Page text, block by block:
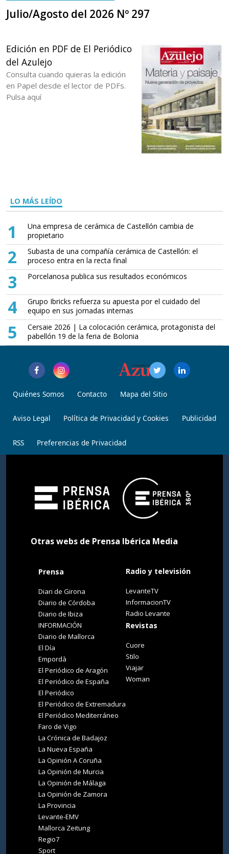
Julio/Agosto del 2026 Nº 297
Edición en PDF de El Periódico
del Azulejo
Consulta cuando quieras la edición
en Papel desde el lector de PDFs.
Pulsa aquí
LO MÁS LEÍDO
1
Una empresa de cerámica de Castellón cambia de
propietario
2
Subasta de una compañía cerámica de Castellón: el
proceso entra en la recta final
3 Porcelanosa publica sus resultados económicos
4
Grupo Ibricks refuerza su apuesta por el cuidado del
equipo en sus jornadas internas
5
Cersaie 2026 | La colocación cerámica, protagonista del
pabellón 19 de la feria de Bolonia
Quiénes Somos Contacto Mapa del Sitio
Aviso Legal Política de Privacidad y Cookies Publicidad
RSS Preferencias de Privacidad
Otras webs de Prensa Ibérica Media
Prensa
Diari de Girona
Diario de Córdoba
Diario de Ibiza
INFORMACIÓN
Diario de Mallorca
El Día
Empordà
El Periódico de Aragón
El Periódico de España
El Periódico
El Periódico de Extremadura
El Periódico Mediterráneo
Faro de Vigo
La Crónica de Badajoz
La Nueva España
La Opinión A Coruña
La Opinión de Murcia
La Opinión de Málaga
La Opinión de Zamora
La Provincia
Levante-EMV
Mallorca Zeitung
Regio7
Sport
Radio y televisión
LevanteTV
InformacionTV
Radio Levante
Revistas
Cuore
Stilo
Viajar
Woman